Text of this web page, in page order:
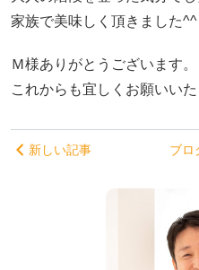
家族で美味しく頂きました^^
Ｍ様ありがとうございます。
これからも宜しくお願いいた
新しい記事 ブロ